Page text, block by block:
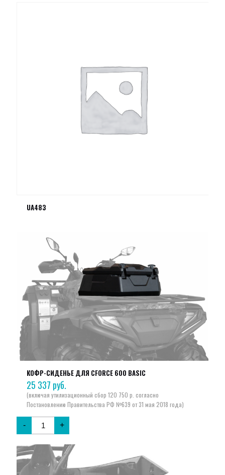
UA483
КОФР-СИДЕНЬЕ ДЛЯ CFORCE 600 BASIC
25 337 руб.
- +